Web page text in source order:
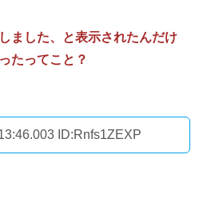
ました、と表示されたんだけ
たってこと？
ID:Rnfs1ZEXP